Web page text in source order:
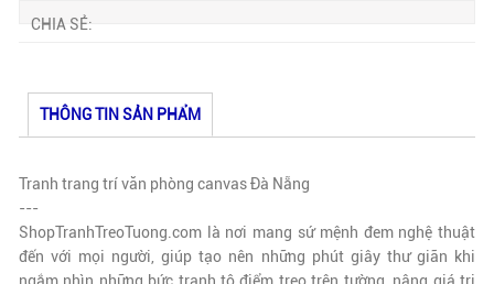
CHIA SẺ:
THÔNG TIN SẢN PHẨM
Tranh trang trí văn phòng canvas Đà Nẵng
---
ShopTranhTreoTuong.com là nơi mang sứ mệnh đem nghệ thuật
đến với mọi người, giúp tạo nên những phút giây thư giãn khi